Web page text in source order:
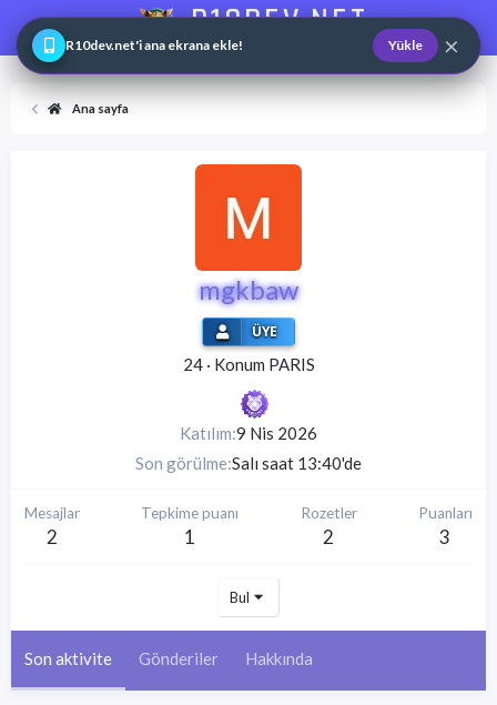
R10DEV.NET
Web ve Game Master
Ana sayfa
mgkbaw
ÜYE
24 · Konum PARIS
Katılım 9 Nis 2026
Son görülme Salı saat 13:40'de
Mesajlar
2
Tepkime puanı
1
Rozetler
2
Puanları
3
Bul
Son aktivite Gönderiler Hakkında
R10dev.net'i ana ekrana ekle! Yükle ×